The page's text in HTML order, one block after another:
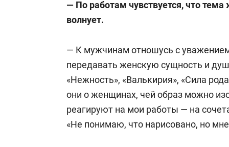
— По работам чувствуется, что тема
волнует.
— К мужчинам отношусь с
передавать женскую сущность и
«Нежность», «Валькирия», «Сила
они о женщинах, чей образ можно
реагируют на мои работы — на
«Не понимаю, что нарисовано, но